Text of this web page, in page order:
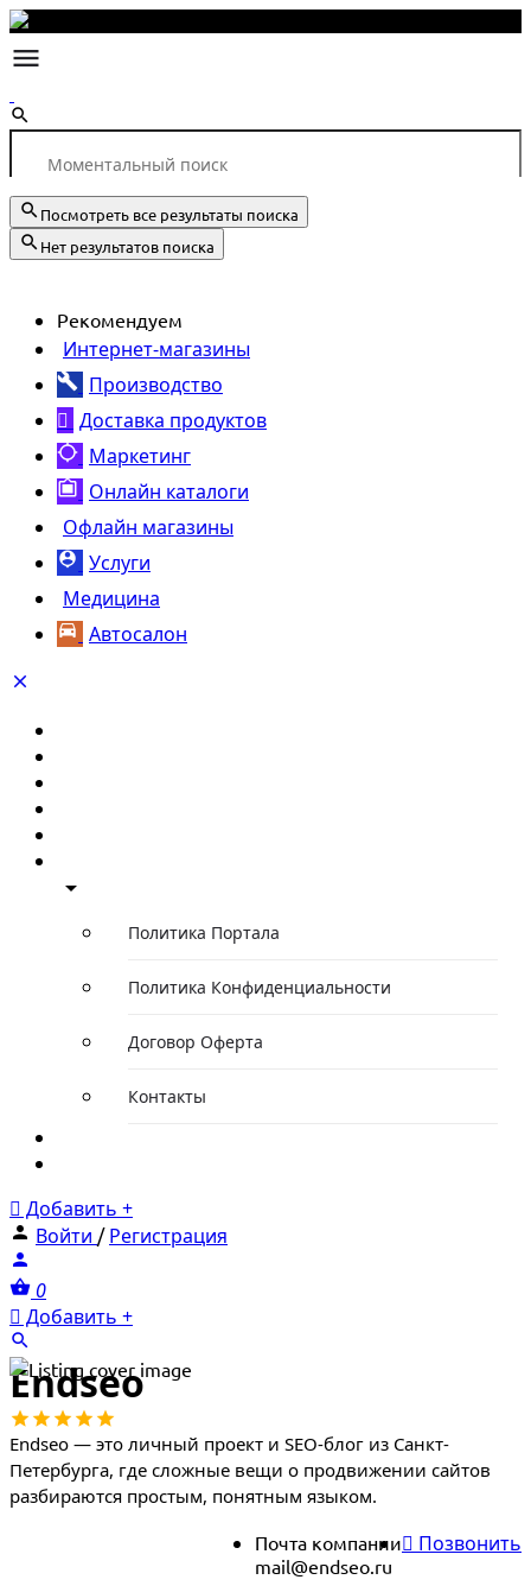
Посмотреть все результаты поиска
Нет результатов поиска
Рекомендуем
Интернет-магазины
Производство
Доставка продуктов
Маркетинг
Онлайн каталоги
Офлайн магазины
Услуги
Медицина
Автосалон
Политика Портала
Политика Конфиденциальности
Договор Оферта
Контакты
Добавить +
Войти / Регистрация
0
Добавить +
Endseo
Endseo — это личный проект и SEO-блог из Санкт-
Петербурга, где сложные вещи о продвижении сайтов
разбираются простым, понятным языком.
Почта компании
mail@endseo.ru
Позвонить